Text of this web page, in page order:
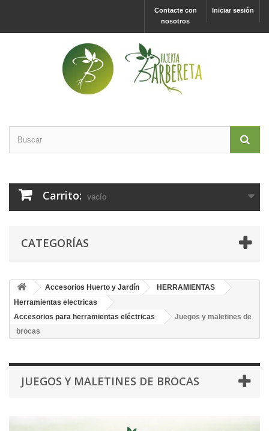
Iniciar sesión
Contacte con
nosotros
Carrito: vacío
CATEGORÍAS
Accesorios Huerto y Jardín
HERRAMIENTAS
Herramientas electricas
Accesorios para herramientas eléctricas
Juegos y maletines de
brocas
JUEGOS Y MALETINES DE BROCAS